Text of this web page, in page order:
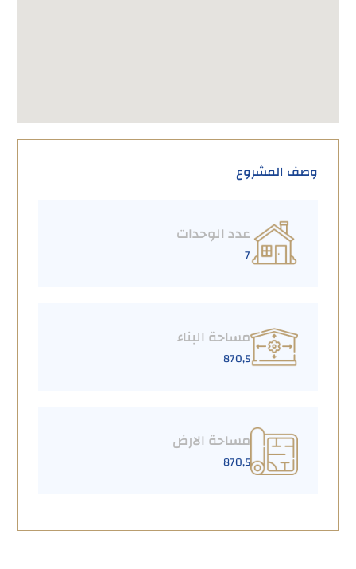
وصف المشروع
عدد الوحدات
7
مساحة البناء
870٫5
مساحة الارض
870٫5